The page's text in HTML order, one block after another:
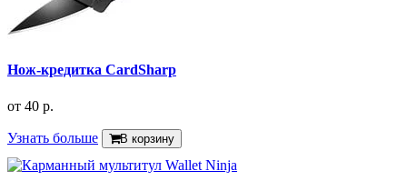
Нож-кредитка CardSharp
от 40 р.
Узнать больше В корзину